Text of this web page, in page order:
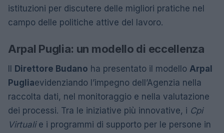
istituzioni per discutere delle migliori pratiche nel
campo delle politiche attive del lavoro.
Arpal Puglia: un modello di eccellenza
Direttore Budano ha presentato il modello Arpal
Pugliaevidenziando l’impegno dell’Agenzia nella
raccolta dati, nel monitoraggio e nella valutazione
dei processi. Tra le iniziative più innovative, i Cpi
Virtualie i programmi di supporto per le persone in